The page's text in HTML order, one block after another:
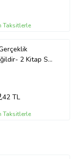
Taksitlerle
2 Kitap Set
Zamanın
,42 TL
Taksitlerle